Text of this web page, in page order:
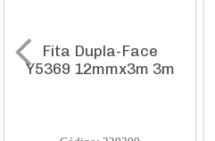
Fita Dupla-Face
Y5369 12mmx3m 3m